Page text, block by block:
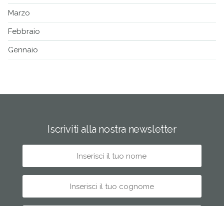
Marzo
Febbraio
Gennaio
Iscriviti alla nostra newsletter